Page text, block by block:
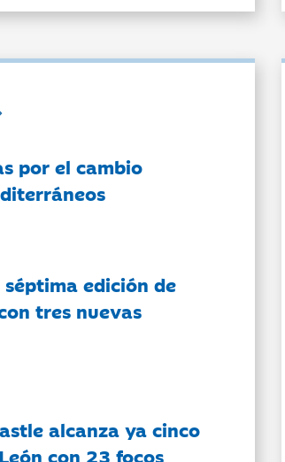
por el cambio
edición de
tres nuevas
alcanza ya cinco
con 23 focos